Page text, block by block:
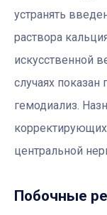
устранять
раствора
искусственной
случаях
гемодиализ.
центральной
Побочные